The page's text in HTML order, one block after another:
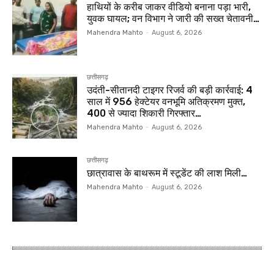
हाथियों के करीब जाकर वीडियो बनाना पड़ा भारी,
युवक घायल; वन विभाग ने जारी की सख्त चेतावनी…
Mahendra Mahto - August 6, 2026
छत्तीसगढ़
उदंती-सीतानदी टाइगर रिजर्व की बड़ी कार्रवाई: 4
साल में 956 हेक्टेयर वनभूमि अतिक्रमण मुक्त,
400 से ज्यादा शिकारी गिरफ्तार…
Mahendra Mahto - August 6, 2026
छत्तीसगढ़
छात्रावास के बाथरूम में स्टूडेंट की लाश मिली…
Mahendra Mahto - August 6, 2026